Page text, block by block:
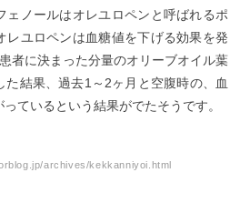
ェノールはオレユロペンと呼ばれるポ
レユロペンは血糖値を下げる効果を発
者に決まった分量のオリーブオイル葉
た結果、過去1～2ヶ月と空腹時の、血
ているという結果がでたそうです。
archives/kekkanniyoi.html